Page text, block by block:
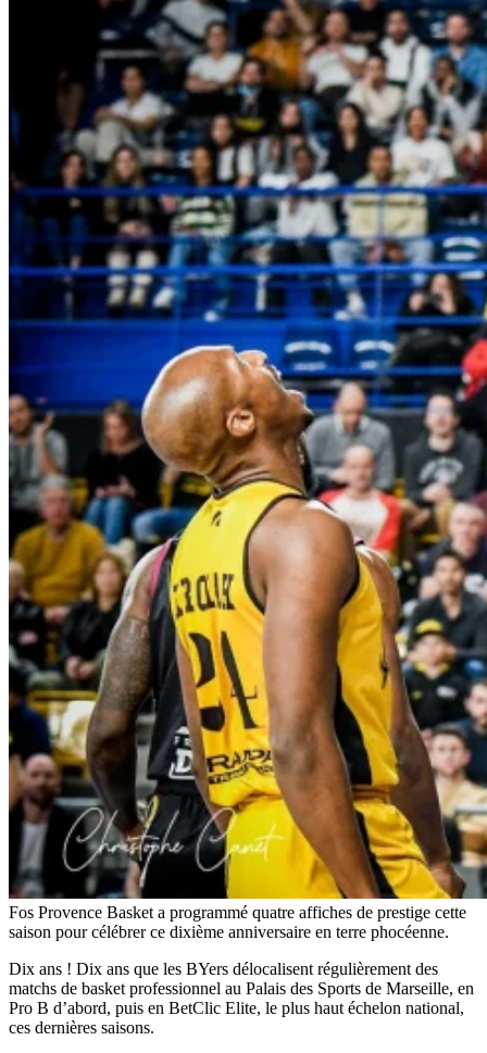
Fos Provence Basket a programmé quatre affiches de prestige cette
saison pour célébrer ce dixième anniversaire en terre phocéenne.
Dix ans ! Dix ans que les BYers délocalisent régulièrement des
matchs de basket professionnel au Palais des Sports de Marseille, en
Pro B d’abord, puis en BetClic Elite, le plus haut échelon national,
ces dernières saisons.